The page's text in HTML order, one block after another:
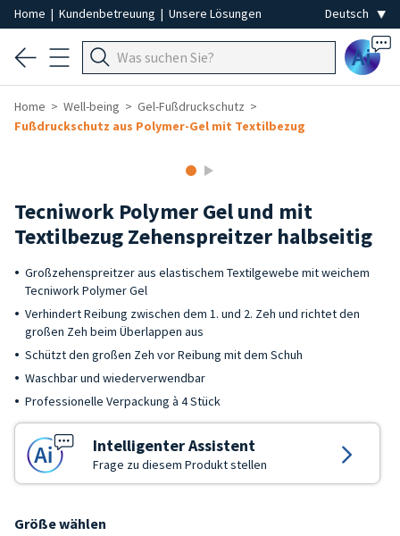
Home | Kundenbetreuung | Unsere Lösungen
Ai
Home Well-being
Gel-Fußdruckschutz
Fußdruckschutz aus Polymer-Gel mit Textilbezug
Tecniwork Polymer Gel und mit
Textilbezug Zehenspreitzer halbseitig
Großzehenspreitzer aus elastischem Textilgewebe mit weichem
Tecniwork Polymer Gel
Verhindert Reibung zwischen dem 1. und 2. Zeh und richtet den
großen Zeh beim Überlappen aus
Schützt den großen Zeh vor Reibung mit dem Schuh
Waschbar und wiederverwendbar
Professionelle Verpackung à 4 Stück
Intelligenter Assistent
Frage zu diesem Produkt stellen
Größe wählen